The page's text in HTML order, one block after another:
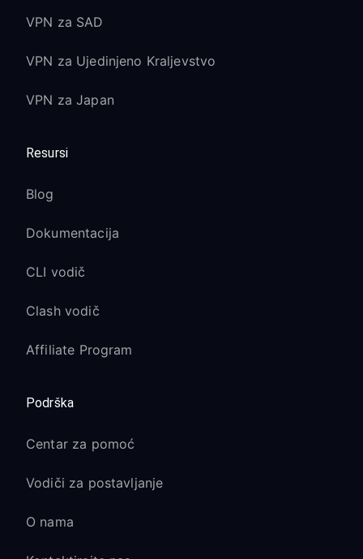
VPN za SAD
VPN za Ujedinjeno Kraljevstvo
VPN za Japan
Resursi
Blog
Dokumentacija
CLI vodič
Clash vodič
Affiliate Program
Podrška
Centar za pomoć
Vodiči za postavljanje
O nama